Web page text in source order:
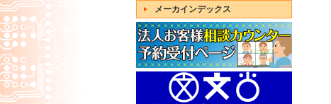
メーカインデックス